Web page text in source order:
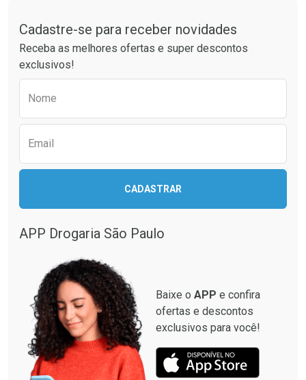
Ver Desconto Convênio
Cadastre-se para receber novidades
Receba as melhores ofertas e super descontos
exclusivos!
Nome
Email
CADASTRAR
APP Drogaria São Paulo
Baixe o APP e confira
ofertas e descontos
exclusivos para você!